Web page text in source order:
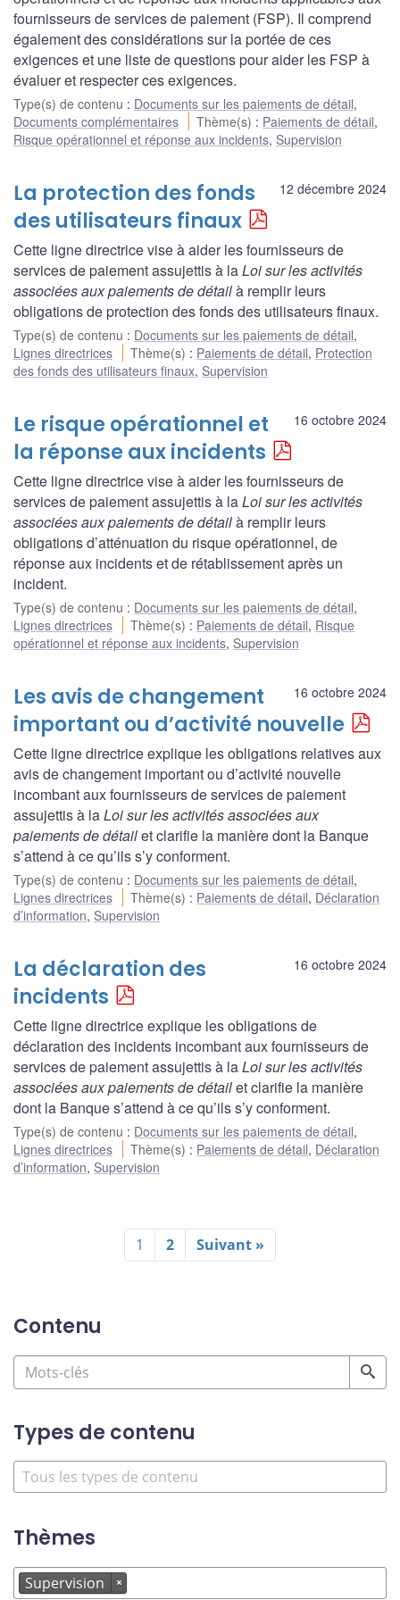
fournisseurs de services de paiement (FSP). Il comprend
également des considérations sur la portée de ces
exigences et une liste de questions pour aider les FSP à
évaluer et respecter ces exigences.
Type(s) de contenu : Documents sur les paiements de détail,
Documents complémentaires
Thème(s) : Paiements de détail,
Risque opérationnel et réponse aux incidents, Supervision
12 décembre 2024
La protection des fonds
des utilisateurs finaux
Cette ligne directrice vise à aider les fournisseurs de
services de paiement assujettis à laLoi sur les activités
associées aux paiements de détailà remplir leurs
obligations de protection des fonds des utilisateurs finaux.
Type(s) de contenu : Documents sur les paiements de détail,
Lignes directrices
Thème(s) : Paiements de détail, Protection
des fonds des utilisateurs finaux, Supervision
16 octobre 2024
Le risque opérationnel et
la réponse aux incidents
Cette ligne directrice vise à aider les fournisseurs de
services de paiement assujettis à laLoi sur les activités
associées aux paiements de détailà remplir leurs
obligations d’atténuation du risque opérationnel, de
réponse aux incidents et de rétablissement après un
incident.
Type(s) de contenu : Documents sur les paiements de détail,
Lignes directrices
Thème(s) : Paiements de détail, Risque
opérationnel et réponse aux incidents, Supervision
16 octobre 2024
Les avis de changement
important ou d’activité nouvelle
Cette ligne directrice explique les obligations relatives aux
avis de changement important ou d’activité nouvelle
incombant aux fournisseurs de services de paiement
assujettis à laLoi sur les activités associées aux
paiements de détailet clarifie la manière dont la Banque
s’attend à ce qu’ils s’y conforment.
Type(s) de contenu : Documents sur les paiements de détail,
Lignes directrices
Thème(s) : Paiements de détail, Déclaration
d’information, Supervision
16 octobre 2024
La déclaration des
incidents
Cette ligne directrice explique les obligations de
déclaration des incidents incombant aux fournisseurs de
services de paiement assujettis à laLoi sur les activités
associées aux paiements de détailet clarifie la manière
dont la Banque s’attend à ce qu’ils s’y conforment.
Type(s) de contenu : Documents sur les paiements de détail,
Lignes directrices
Thème(s) : Paiements de détail, Déclaration
d’information, Supervision
1 2 Suivant »
Contenu
Types de contenu
Thèmes
Supervision ×